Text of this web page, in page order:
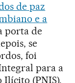
de paz
e a
porta de
se
foi
para a
Ilícito (PNIS).